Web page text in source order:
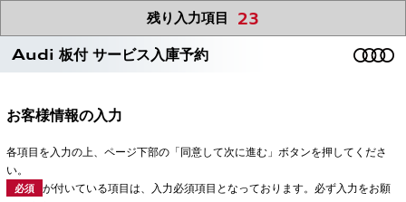
Audi 板付 サービス入庫予約
お客様情報の入力
各項目を入力の上、ページ下部の「同意して次に進む」ボタンを押してくださ
い。
必須
が付いている項目は、入力必須項目となっております。必ず入力をお願
残り入力項目 23